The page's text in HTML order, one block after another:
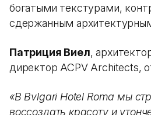
богатыми текстурами,
сдержанным
Патриция Виел,
директор ACPV Architects,
«В Bvlgari Hotel Roma мы
воссоздать красоту и